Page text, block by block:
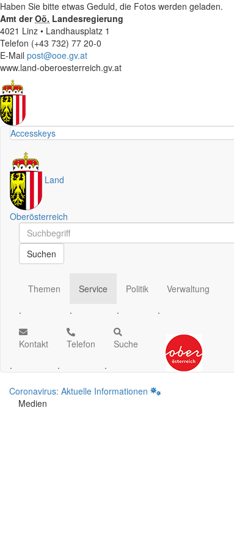
Haben Sie bitte etwas Geduld, die Fotos werden geladen.
Amt derOö. Landesregierung
4021 Linz • Landhausplatz 1
Telefon (+43 732) 77 20-0
E-Mail post@ooe.gv.at
www.land-oberoesterreich.gv.at
Accesskeys
Land
Oberösterreich
Schnellsuche
Schnellsuche
Suchen
Themen
.
Service
.
Politik
.
Verwaltung
.
Kontakt
.
Telefon
.
Suche
.
Coronavirus: Aktuelle Informationen
Medien